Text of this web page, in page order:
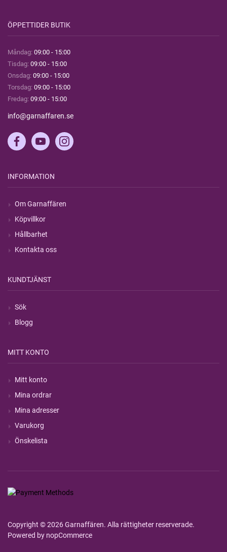
ÖPPETTIDER BUTIK
Måndag: 09:00 - 15:00
Tisdag: 09:00 - 15:00
Onsdag: 09:00 - 15:00
Torsdag: 09:00 - 15:00
Fredag: 09:00 - 15:00
info@garnaffaren.se
INFORMATION
Om Garnaffären
Köpvillkor
Hållbarhet
Kontakta oss
KUNDTJÄNST
Sök
Blogg
MITT KONTO
Mitt konto
Mina ordrar
Mina adresser
Varukorg
Önskelista
Copyright © 2026 Garnaffären. Alla rättigheter reserverade.
Powered by nopCommerce